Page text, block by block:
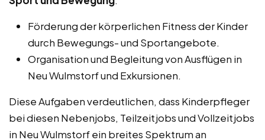
Förderung der körperlichen Fitness der Kinder
durch Bewegungs- und Sportangebote.
Organisation und Begleitung von Ausflügen in
Neu Wulmstorf und Exkursionen.
Diese Aufgaben verdeutlichen, dass Kinderpfleger
bei diesen Nebenjobs, Teilzeitjobs und Vollzeitjobs
in Neu Wulmstorf ein breites Spektrum an